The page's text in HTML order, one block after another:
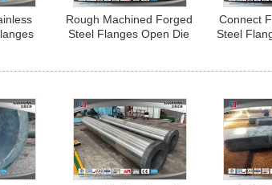
Rough Machined Forged
Steel Flanges Open Die
Connect
Steel